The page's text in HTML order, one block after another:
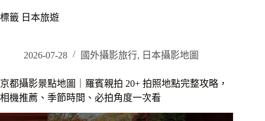
容
標籤 日本旅遊
2026-07-28 國外攝影旅行, 日本攝影地圖
京都攝影景點地圖｜羅賓親拍 20+ 拍照地點完整攻略，
相機推薦、季節時間、必拍角度一次看